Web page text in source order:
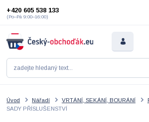
+420 605 538 133
(Po–Pá 9:00–16:00)
Úvod Nářadí VRTÁNÍ, SEKÁNÍ, BOURÁNÍ
SADY PŘÍSLUŠENSTVÍ